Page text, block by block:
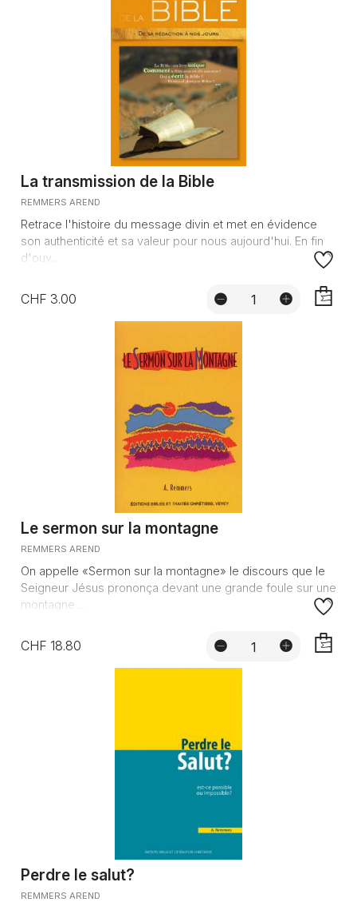
La transmission de la Bible
REMMERS AREND
Retrace l'histoire du message divin et met en évidence
son authenticité et sa valeur pour nous aujourd'hui. En fin
d'ouv...
CHF 3.00
Le sermon sur la montagne
REMMERS AREND
On appelle «Sermon sur la montagne» le discours que le
Seigneur Jésus prononça devant une grande foule sur une
montagne ...
CHF 18.80
Perdre le salut?
REMMERS AREND